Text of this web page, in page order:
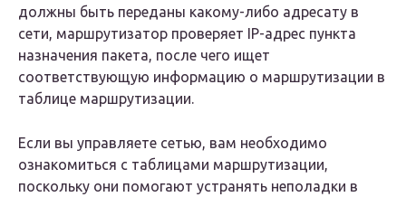
должны быть переданы какому-либо адресату в
сети, маршрутизатор проверяет IP-адрес пункта
назначения пакета, после чего ищет
соответствующую информацию о маршрутизации в
таблице маршрутизации.
Если вы управляете сетью, вам необходимо
ознакомиться с таблицами маршрутизации,
поскольку они помогают устранять неполадки в